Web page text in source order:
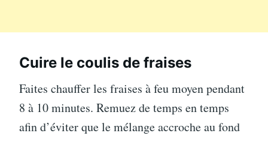
Cuire le coulis de fraises
Faites chauffer les fraises à feu moyen pendant
8 à 10 minutes. Remuez de temps en temps
afin d’éviter que le mélange accroche au fond